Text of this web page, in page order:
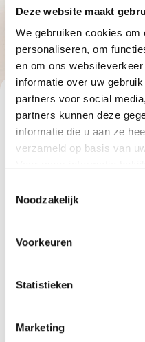
Deze website maakt
We gebruiken cookies
personaliseren, om
en om ons
informatie over uw
partners voor social
partners kunnen deze
informatie die u aan ze
verzameld op basis van
We werken samen met
Noodzakelijk
Voorkeuren
Statistieken
Marketing
Aanmeldformulier
Voor welk type
Persoonlijke
Voornaam